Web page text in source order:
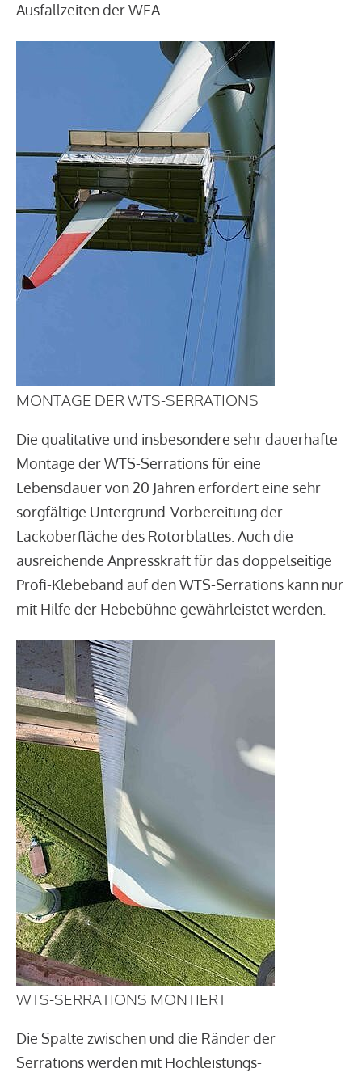
Ausfallzeiten der WEA.
MONTAGE DER WTS-SERRATIONS
Die qualitative und insbesondere sehr dauerhafte
Montage der WTS-Serrations für eine
Lebensdauer von 20 Jahren erfordert eine sehr
sorgfältige Untergrund-Vorbereitung der
Lackoberfläche des Rotorblattes. Auch die
ausreichende Anpresskraft für das doppelseitige
Profi-Klebeband auf den WTS-Serrations kann nur
mit Hilfe der Hebebühne gewährleistet werden.
WTS-SERRATIONS MONTIERT
Die Spalte zwischen und die Ränder der
Serrations werden mit Hochleistungs-